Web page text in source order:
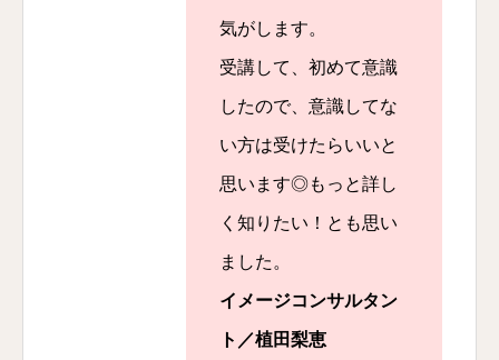
気がします。
受講して、初めて意識
したので、意識してな
い方は受けたらいいと
思います◎もっと詳し
く知りたい！とも思い
ました。
イメージコンサルタン
ト／植田梨恵